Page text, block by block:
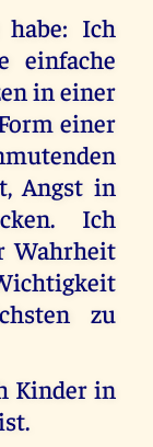
Ich
einfache
in einer
einer
Angst in
Ich
Wahrheit
zu
Kinder in